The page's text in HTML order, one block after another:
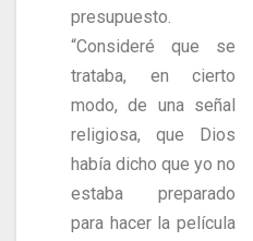
presupuesto.
“Consideré que se
trataba, en cierto
modo, de una señal
religiosa, que Dios
había dicho que yo no
estaba preparado
para hacer la película